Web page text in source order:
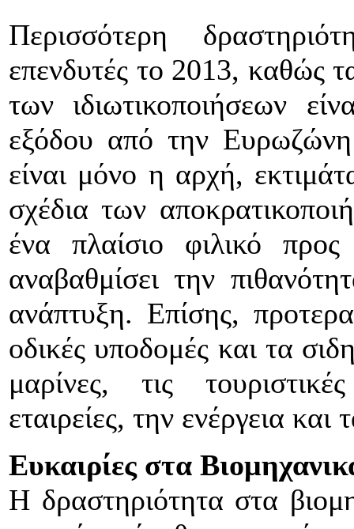
Περισσότερη
επενδυτές το 2013, καθώς
των ιδιωτικοποιήσεων
εξόδου από την Ευρωζώνη
είναι μόνο η αρχή,
σχέδια των
ένα πλαίσιο φιλικό
αναβαθμίσει την
ανάπτυξη. Επίσης,
οδικές υποδομές και τα
μαρίνες, τις
εταιρείες, την ενέργεια
Ευκαιρίες στα
Η δραστηριότητα στα